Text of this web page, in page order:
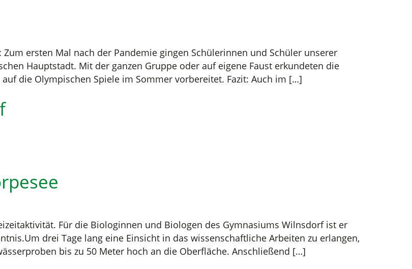
ersten Mal nach der Pandemie gingen Schülerinnen und Schüler unserer
Hauptstadt. Mit der ganzen Gruppe oder auf eigene Faust erkundeten die
die Olympischen Spiele im Sommer vorbereitet. Fazit: Auch im […]
Für die Biologinnen und Biologen des Gymnasiums Wilnsdorf ist er
drei Tage lang eine Einsicht in das wissenschaftliche Arbeiten zu erlangen,
bis zu 50 Meter hoch an die Oberfläche. Anschließend […]